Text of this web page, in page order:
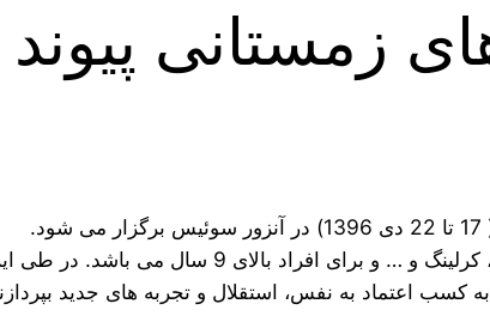
زمستانی
اعتماد به نفس، استقلال و تجربه های جدید